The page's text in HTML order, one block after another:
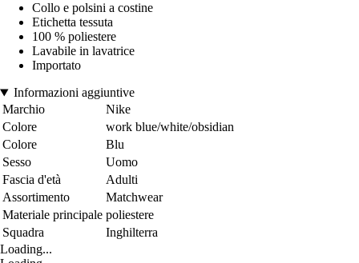
Collo e polsini a costine
Etichetta tessuta
100 % poliestere
Lavabile in lavatrice
Importato
Informazioni aggiuntive
Marchio
Nike
Colore
work blue/white/obsidian
Colore
Blu
Sesso
Uomo
Fascia d'età
Adulti
Assortimento
Matchwear
Materiale principale poliestere
Squadra
Inghilterra
Loading...